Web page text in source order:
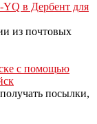
в Дербент для
из почтовых
с помощью
посылки,